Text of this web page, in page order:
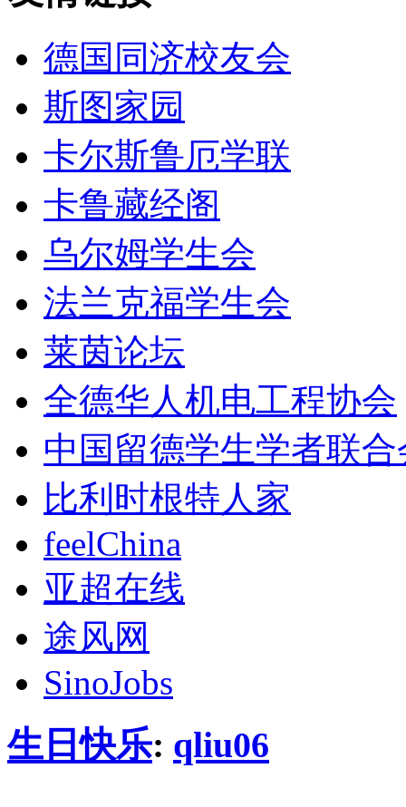
德国同济校友会
斯图家园
卡尔斯鲁厄学联
卡鲁藏经阁
乌尔姆学生会
法兰克福学生会
莱茵论坛
全德华人机电工程协会
中国留德学生学者联合
比利时根特人家
feelChina
亚超在线
途风网
SinoJobs
生日快乐: qliu06